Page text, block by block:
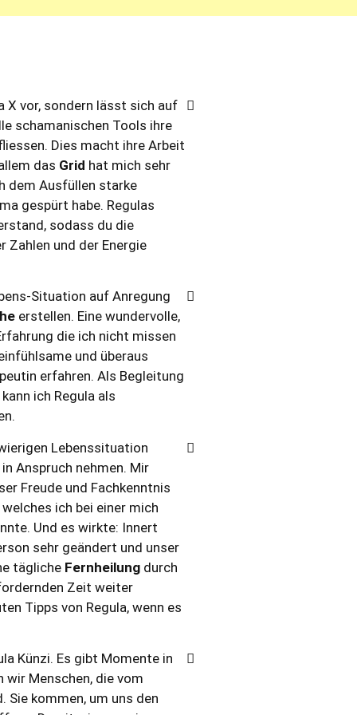
X vor, sondern lässt sich auf
schamanischen Tools ihre
Dies macht ihre Arbeit
das Grid hat mich sehr
dem Ausfüllen starke
gespürt habe. Regulas
sodass du die
Zahlen und der Energie
Situation auf Anregung
erstellen. Eine wundervolle,
die ich nicht missen
und überaus
erfahren. Als Begleitung
ich Regula als
Lebenssituation
in Anspruch nehmen. Mir
Freude und Fachkenntnis
ich bei einer mich
Und es wirkte: Innert
sehr geändert und unser
tägliche Fernheilung durch
Zeit weiter
Tipps von Regula, wenn es
Künzi. Es gibt Momente in
wir Menschen, die vom
Sie kommen, um uns den